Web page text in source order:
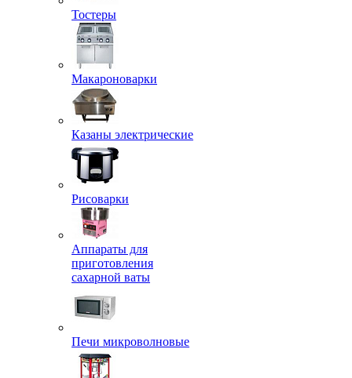
Тостеры
Макароноварки
Казаны электрические
Рисоварки
Аппараты для
приготовления
сахарной ваты
Печи микроволновые